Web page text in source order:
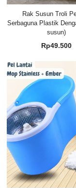
Rak Susun Troli
Serbaguna Plastik
susun)
Rp49.500